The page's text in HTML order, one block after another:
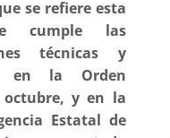
se refiere esta
cumple las
técnicas y
en la Orden
octubre, y en la
Estatal de